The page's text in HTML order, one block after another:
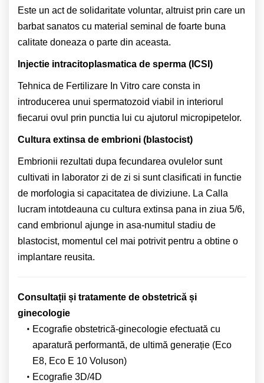
Este un act de solidaritate voluntar, altruist prin care un
barbat sanatos cu material seminal de foarte buna
calitate doneaza o parte din aceasta.
Injectie intracitoplasmatica de sperma (ICSI)
Tehnica de Fertilizare In Vitro care consta in
introducerea unui spermatozoid viabil in interiorul
fiecarui ovul prin punctia lui cu ajutorul micropipetelor.
Cultura extinsa de embrioni (blastocist)
Embrionii rezultati dupa fecundarea ovulelor sunt
cultivati in laborator zi de zi si sunt clasificati in functie
de morfologia si capacitatea de diviziune. La Calla
lucram intotdeauna cu cultura extinsa pana in ziua 5/6,
cand embrionul ajunge in asa-numitul stadiu de
blastocist, momentul cel mai potrivit pentru a obtine o
implantare reusita.
Consultații și tratamente de obstetrică și
ginecologie
Ecografie obstetrică-ginecologie efectuată cu
aparatură performantă, de ultimă generație (Eco
E8, Eco E 10 Voluson)
Ecografie 3D/4D